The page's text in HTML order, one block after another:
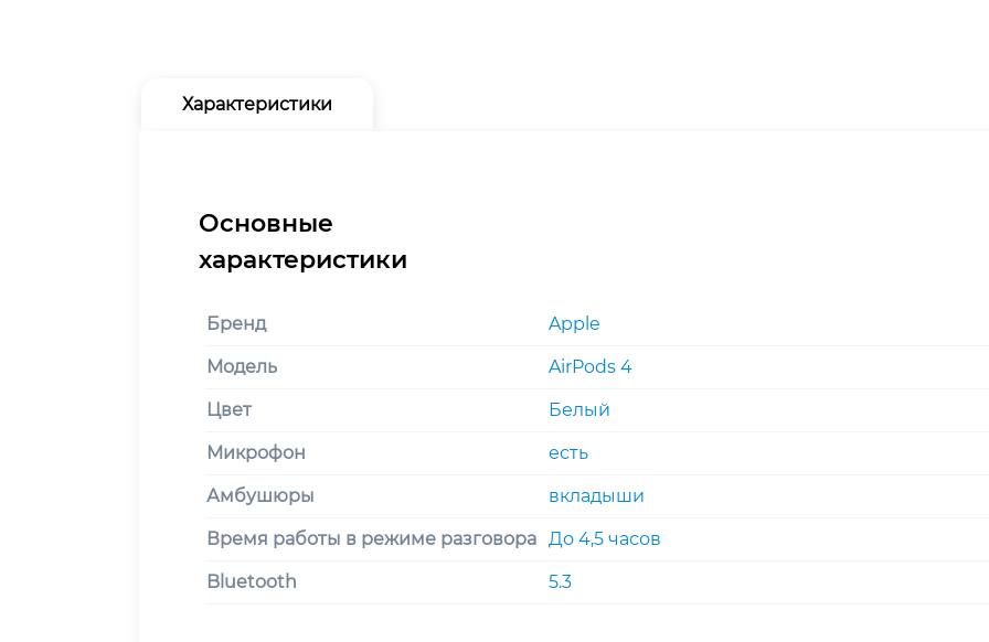
Характеристики
Бренд Apple
Модель AirPods 4
Цвет Белый
Микрофон есть
Амбушюры вкладыши
Время работы в режиме разговора До 4,5 часов
Bluetooth 5.3